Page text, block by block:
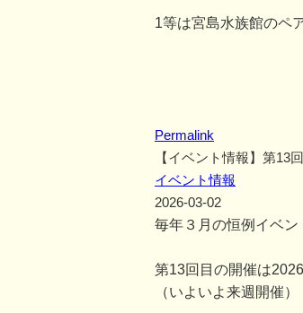
1等は宮島水族館のペ
Permalink
【イベント情報】第13
イベント情報
2026-03-02
毎年３月の恒例イベン
第13回目の開催は
（いよいよ来週開催）